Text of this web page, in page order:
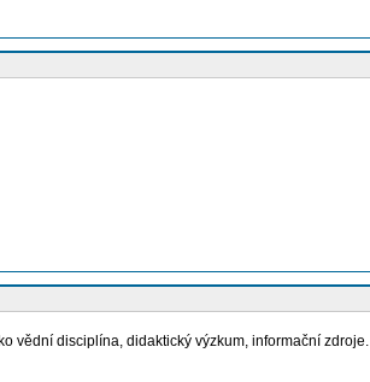
vědní disciplína, didaktický výzkum, informační zdroje.